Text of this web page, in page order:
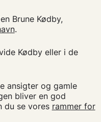
Brune Kødby,
.
Kødby eller i de
ansigter og gamle
bliver en god
du se vores rammer for